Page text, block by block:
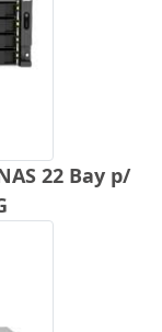
22 Bay p/